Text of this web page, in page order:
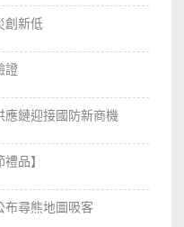
創新低
證
鏈迎接國防新商機
品】
尋熊地圖吸客